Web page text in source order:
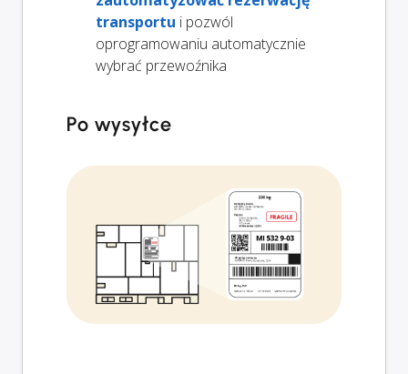
transportu i pozwól
oprogramowaniu automatycznie
wybrać przewoźnika
Po wysyłce